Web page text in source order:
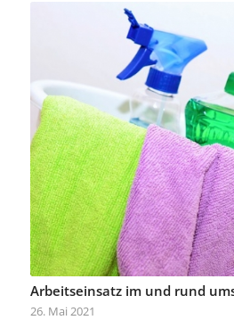
Arbeitseinsatz im und rund
26. Mai 2021